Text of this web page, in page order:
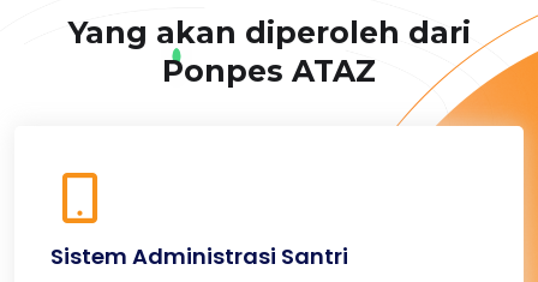
Yang akan diperoleh dari
Ponpes ATAZ
Sistem Administrasi Santri